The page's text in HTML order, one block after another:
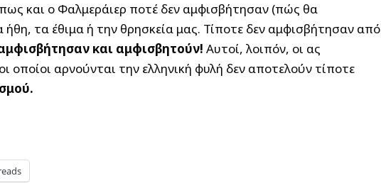
και ο Φαλμεράιερ ποτέ δεν αμφισβήτησαν (πώς θα
τα έθιμα ή την θρησκεία μας. Τίποτε δεν αμφισβήτησαν από
και αμφισβητούν! Αυτοί, λοιπόν, οι ας
οποίοι αρνούνται την ελληνική φυλή δεν αποτελούν τίποτε